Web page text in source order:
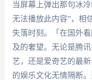
当屏幕上弹出那句冰
无法播放此内容”，相
失落时刻。「在国外
及的奢望。无论是腾
艺，还是爱奇艺的最
的娱乐文化无情隔断